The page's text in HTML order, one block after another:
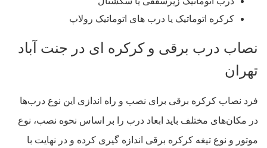
کرکره اتوماتيک يا درب های اتوماتيک رولاپ
نصاب درب برقی و کرکره ای در جنت آباد
تهران
فرد نصاب کرکره برقی برای نصب و راه اندازی این نوع درب‌ها
در مکان‌های مختلف باید ابعاد درب را بر اساس نحوه نصب، نوع
موتور و نوع تیغه کرکره برقی اندازه گیری کرده و در نهایت با